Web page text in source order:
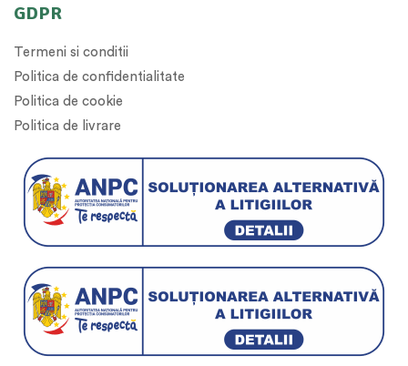
GDPR
Termeni si conditii
Politica de confidentialitate
Politica de cookie
Politica de livrare